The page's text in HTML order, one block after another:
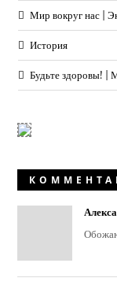
Мир вокруг нас |
История
Будьте здоровы! |